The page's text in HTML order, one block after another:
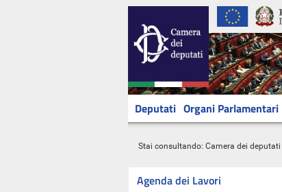
Deputati Organi Parlamentari
Stai consultando: Camera dei deputati
Agenda dei Lavori